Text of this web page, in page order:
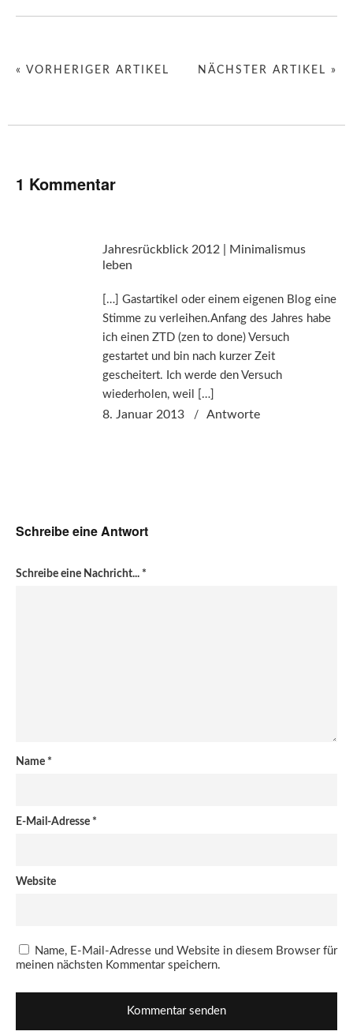
NÄCHSTER ARTIKEL »
« VORHERIGER ARTIKEL
1 Kommentar
Jahresrückblick 2012 | Minimalismus
leben
[…] Gastartikel oder einem eigenen Blog eine
Stimme zu verleihen.Anfang des Jahres habe
ich einen ZTD (zen to done) Versuch
gestartet und bin nach kurzer Zeit
gescheitert. Ich werde den Versuch
wiederholen, weil […]
8. Januar 2013 Antworte
Schreibe eine Antwort
Schreibe eine Nachricht... *
Name *
E-Mail-Adresse *
Website
Name, E-Mail-Adresse und Website in diesem Browser für
meinen nächsten Kommentar speichern.